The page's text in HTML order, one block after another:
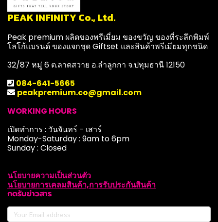
PEAK INFINITY Co., Ltd.
Peak premium ผลิตของพรีเมี่ยม ของขวัญ ของที่ระลึกพิมพ์
โลโก้แบรนด์ ของแจกชุด Giftset และสินค้าพรีเมียมทุกชนิด
32/87 หมู่ 6 ต.ลาดสวาย อ.ลำลูกกา จ.ปทุมธานี 12150
084-641-5665
peakpremium.co@gmail.com
WORKING HOURS
เปิดทำการ : วันจันทร์ - เสาร์
Monday-Saturday : 9am to 6pm
Sunday : Closed
นโยบายความเป็นส่วนตัว
นโยบายการเคลมสินค้า,การรับประกันสินค้า
กดรับข่าวสาร